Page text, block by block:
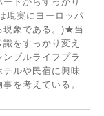
現実にヨーロッパ
現象である。)★当
をすっかり変え
ブルライフプラ
ルや民宿に興味
を考えている。